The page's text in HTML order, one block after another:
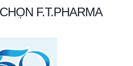
F.T.PHARMA